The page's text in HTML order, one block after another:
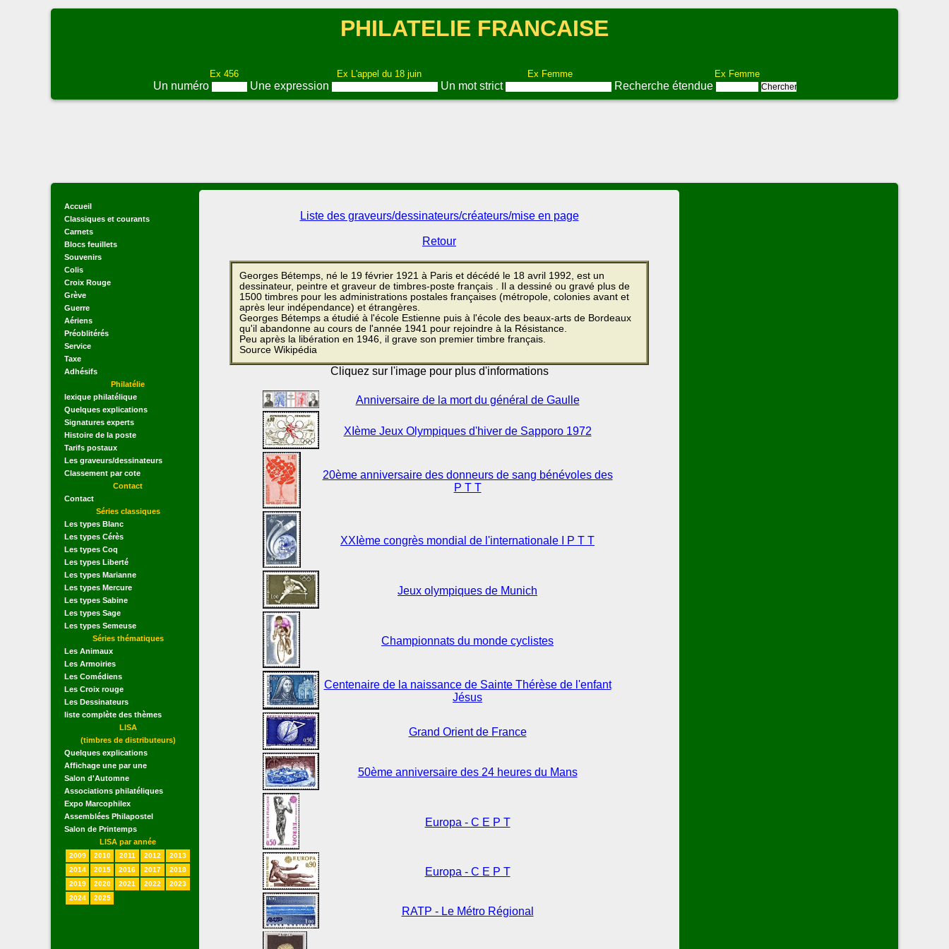
PHILATELIE FRANCAISE
Ex 456 Ex L'appel du 18 juin Ex Femme Ex Femme
Un numéro Une expression Un mot strict Recherche étendue
Accueil
Classiques et courants
Carnets
Blocs feuillets
Souvenirs
Colis
Croix Rouge
Grève
Guerre
Aériens
Préoblitérés
Service
Taxe
Adhésifs
Philatélie
lexique philatélique
Quelques explications
Signatures experts
Histoire de la poste
Tarifs postaux
Les graveurs/dessinateurs
Classement par cote
Contact
Contact
Séries classiques
Les types Blanc
Les types Cérès
Les types Coq
Les types Liberté
Les types Marianne
Les types Mercure
Les types Sabine
Les types Sage
Les types Semeuse
Séries thématiques
Les Animaux
Les Armoiries
Les Comédiens
Les Croix rouge
Les Dessinateurs
liste complète des thèmes
LISA
(timbres de distributeurs)
Quelques explications
Affichage une par une
Salon d'Automne
Associations philatéliques
Expo Marcophilex
Assemblées Philapostel
Salon de Printemps
LISA par année
2009 2010 2011 2012
2013
2014
2015 2016 2017
2018
2019
2020 2021 2022
2023
2024
2025
Liste des graveurs/dessinateurs/créateurs/mise en page
Retour
Georges Bétemps, né le 19 février 1921 à Paris et décédé le 18 avril 1992, est un
dessinateur, peintre et graveur de timbres-poste français . Il a dessiné ou gravé plus de
1500 timbres pour les administrations postales françaises (métropole, colonies avant et
après leur indépendance) et étrangères.
Georges Bétemps a étudié à l'école Estienne puis à l'école des beaux-arts de Bordeaux
qu'il abandonne au cours de l'année 1941 pour rejoindre à la Résistance.
Peu après la libération en 1946, il grave son premier timbre français.
Source Wikipédia
Cliquez sur l'image pour plus d'informations
Anniversaire de la mort du général de Gaulle
XIème Jeux Olympiques d'hiver de Sapporo 1972
20ème anniversaire des donneurs de sang bénévoles des
P T T
XXIème congrès mondial de l'internationale I P T T
Jeux olympiques de Munich
Championnats du monde cyclistes
Centenaire de la naissance de Sainte Thérèse de l'enfant
Jésus
Grand Orient de France
50ème anniversaire des 24 heures du Mans
Europa - C E P T
Europa - C E P T
RATP - Le Métro Régional